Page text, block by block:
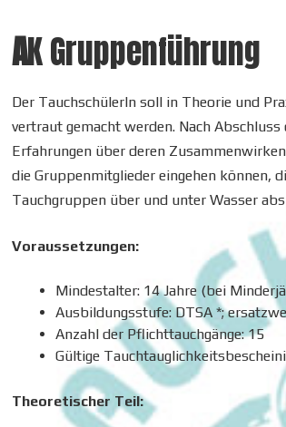
AKGruppenführung
Der TauchschülerIn soll in Theorie und
vertraut gemacht werden. Nach
Erfahrungen über deren
die Gruppenmitglieder eingehen können,
Tauchgruppen über und unter Wasser
Voraussetzungen:
Mindestalter: 14 Jahre (bei
Ausbildungsstufe: DTSA *;
Anzahl der Pflichttauchgänge: 15
Gültige
Theoretischer Teil: